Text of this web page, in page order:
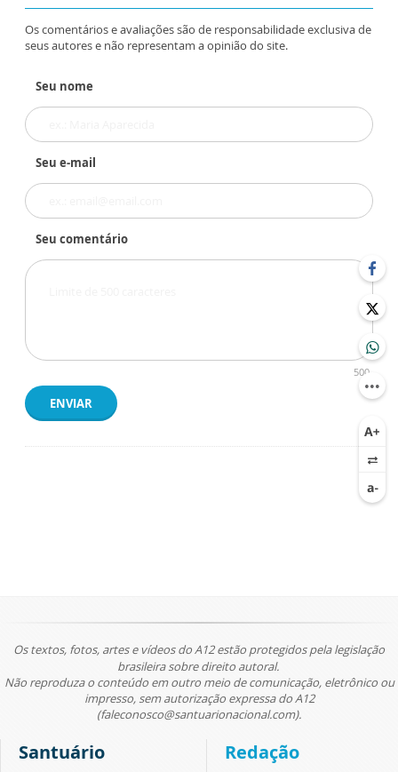
Os comentários e avaliações são de responsabilidade exclusiva de
seus autores e não representam a opinião do site.
Seu nome
Seu e-mail
Seu comentário
500
ENVIAR
Os textos, fotos, artes e vídeos do A12 estão protegidos pela legislação
brasileira sobre direito autoral.
Não reproduza o conteúdo em outro meio de comunicação, eletrônico ou
impresso, sem autorização expressa do A12
(faleconosco@santuarionacional.com).
Santuário Redação